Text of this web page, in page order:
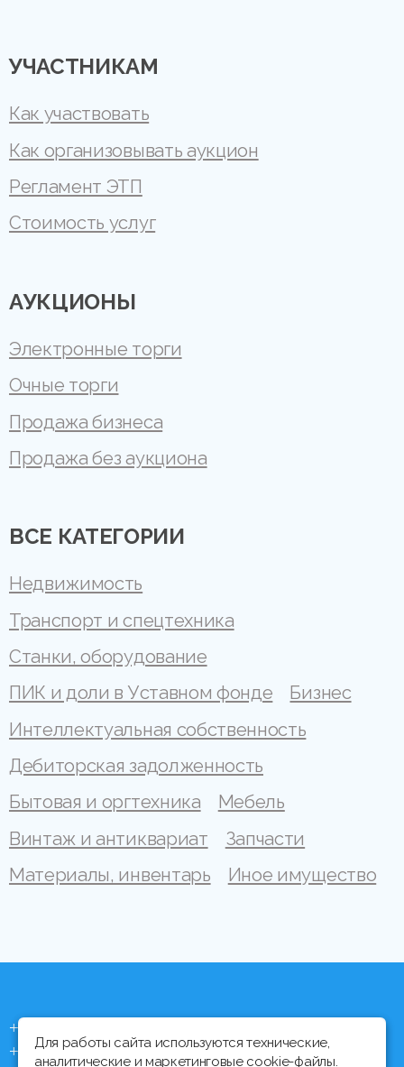
УЧАСТНИКАМ
Как участвовать
Как организовывать аукцион
Регламент ЭТП
Стоимость услуг
АУКЦИОНЫ
Электронные торги
Очные торги
Продажа бизнеса
Продажа без аукциона
ВСЕ КАТЕГОРИИ
Недвижимость
Транспорт и спецтехника
Станки, оборудование
ПИК и доли в Уставном фонде
Бизнес
Интеллектуальная собственность
Дебиторская задолженность
Бытовая и оргтехника
Мебель
Винтаж и антиквариат
Запчасти
Материалы, инвентарь
Иное имущество
+375 (44) 704 92 06
+375 (17) 373 21 33
Для работы сайта используются технические,
аналитические и маркетинговые cookie-файлы.